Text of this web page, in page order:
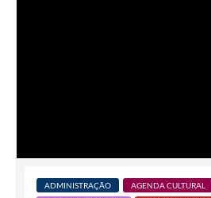
ADMINISTRAÇÃO
AGENDA CULTURAL